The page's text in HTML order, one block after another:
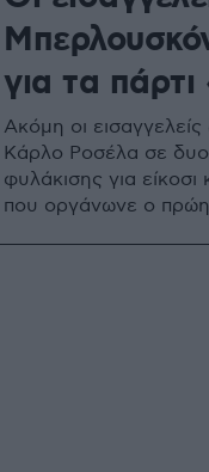
για τα
Ακόμη οι
Κάρλο Ροσέλα σε δυο
φυλάκισης για
που οργάνωνε ο